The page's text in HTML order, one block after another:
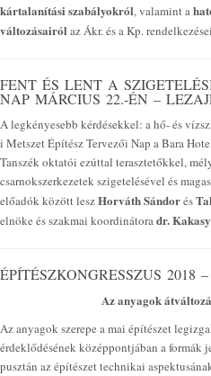
kártalanítási szabályokról, valamint a
változásairól az Ákr. és a Kp.
FENT ÉS LENT A
NAP MÁRCIUS 22.-ÉN –
A legkényesebb kérdésekkel: a hő- és
i Metszet Építész Tervezői Nap a Bara
Tanszék oktatói ezúttal terasztetőkkel,
csarnokszerkezetek szigetelésével és
előadók között leszHorváth Sándorés
elnöke és szakmai koordinátoradr.
ÉPÍTÉSZKONGRESSZUS 2018
Az anyagok
Az anyagok szerepe a mai építészet
érdeklődésének középpontjában a formák
pusztán az építészet technikai